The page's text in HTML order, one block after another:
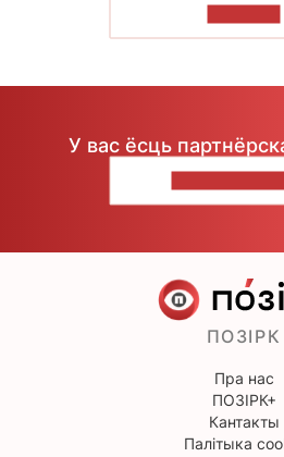
У вас ёсць
ПОЗІРК
Пра нас
ПОЗІРК+
Кантакты
Палітыка